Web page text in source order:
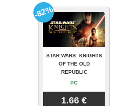
STAR WARS: KNIGHTS
OF THE OLD
REPUBLIC
PC
1.66 €
-82%